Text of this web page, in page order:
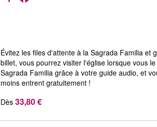
Évitez les files d'attente à la Sagrada Familia
billet, vous pourrez visiter l'église lorsque vous
Sagrada Familia grâce à votre guide audio, et
moins entrent gratuitement !
Dès 33,80 €